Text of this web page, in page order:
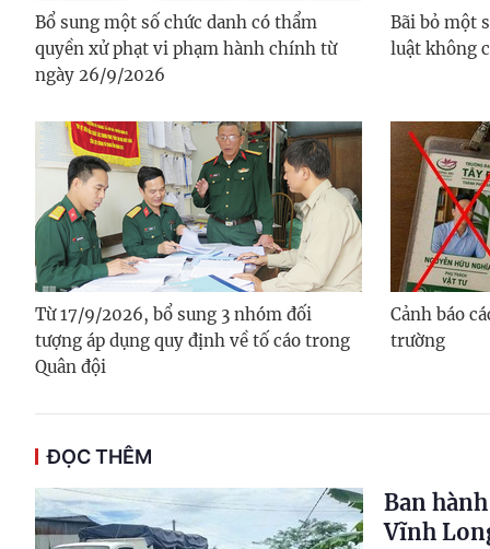
Bổ sung một số chức danh có thẩm
quyền xử phạt vi phạm hành chính từ
ngày 26/9/2026
Bãi bỏ một
luật không
Từ 17/9/2026, bổ sung 3 nhóm đối
tượng áp dụng quy định về tố cáo trong
Quân đội
Cảnh báo
trường
ĐỌC THÊM
Ban
Vĩnh